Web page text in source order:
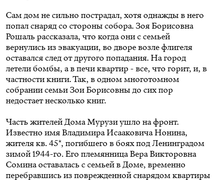
Сам дом не сильно пострадал, хотя однажды в него
попал снаряд со стороны собора. Зоя Борисовна
Рошаль рассказала, что когда они с семьей
вернулись из эвакуации, во дворе возле флигеля
оставался след от другого попадания. На город
летели бомбы, а в печи квартир - все, что горит, и, в
частности книги. Так, в одном многотомном
собрании семьи Зои Борисовны до сих пор
недостает несколько книг.
Часть жителей Дома Мурузи ушло на фронт.
Известно имя Владимира Исааковича Нонина,
жителя кв. 45*, погибшего в боях под Ленинградом
зимой 1944-го. Его племянница Вера Викторовна
Сомина оставалась с семьей в Доме, временно
перебравшись из поврежденной снарядом квартиры